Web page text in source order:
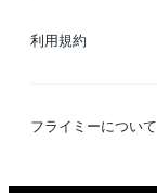
利用規約
利用規約
フライミーについて